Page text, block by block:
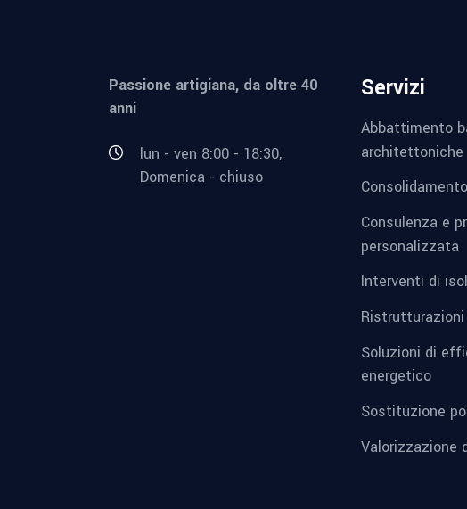
Passione artigiana, da oltre 40
anni
lun - ven 8:00 - 18:30,
Domenica - chiuso
Servizi
Abbattimento
architettoniche
Consulenza e
personalizzata
Interventi di
Soluzioni di
energetico
Sostituzione
Valorizzazione